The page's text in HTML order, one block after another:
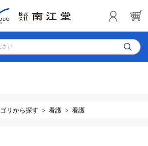
さい
リから探す 看護 看護